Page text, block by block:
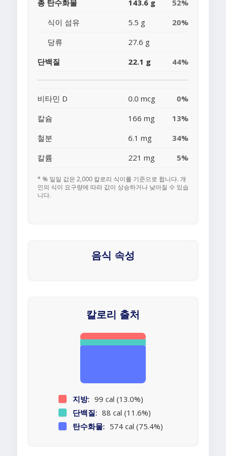
총 탄수화물 143.6 g
52%
식이 섬유
5.5 g
20%
당류
27.6 g
단백질
22.1 g 44%
비타민 D 0.0 mcg
0%
칼슘
166 mg
13%
철분
6.1 mg
34%
칼륨
221 mg 5%
* % 일일 값은 2,000 칼로리 식이를 기준으로 합니다. 개
인의 식이 요구량에 따라 값이 상승하거나 낮아질 수 있습
니다.
음식 속성
칼로리 출처
지방: 99 cal (13.0%)
단백질: 88 cal (11.6%)
탄수화물: 574 cal (75.4%)